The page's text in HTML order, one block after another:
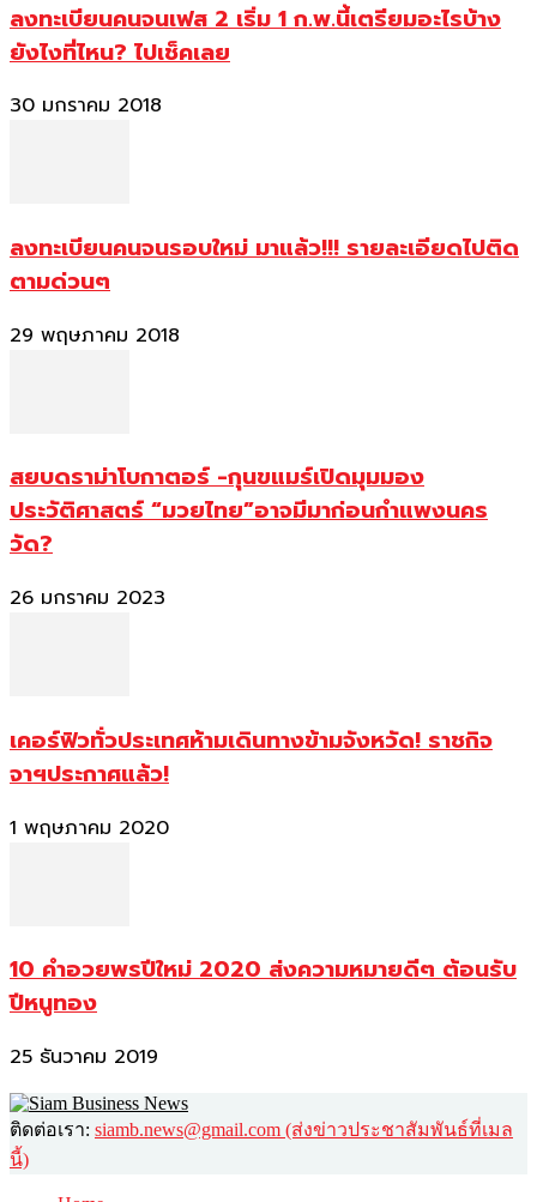
ลงทะเบียนคนจนเฟส 2 เริ่ม 1 ก.พ.นี้เตรียมอะไรบ้าง
ยังไงที่ไหน? ไปเช็คเลย
30 มกราคม 2018
ลงทะเบียนคนจนรอบใหม่ มาแล้ว!!! รายละเอียดไปติด
ตามด่วนๆ
29 พฤษภาคม 2018
สยบดราม่าโบกาตอร์ -กุนขแมร์เปิดมุมมอง
ประวัติศาสตร์ “มวยไทย”อาจมีมาก่อนกำแพงนคร
วัด?
26 มกราคม 2023
เคอร์ฟิวทั่วประเทศห้ามเดินทางข้ามจังหวัด! ราชกิจ
จาฯประกาศแล้ว!
1 พฤษภาคม 2020
10 คำอวยพรปีใหม่ 2020 ส่งความหมายดีๆ ต้อนรับ
ปีหนูทอง
25 ธันวาคม 2019
ติดต่อเรา: siamb.news@gmail.com (ส่งข่าวประชาสัมพันธ์ที่เมล
นี้)